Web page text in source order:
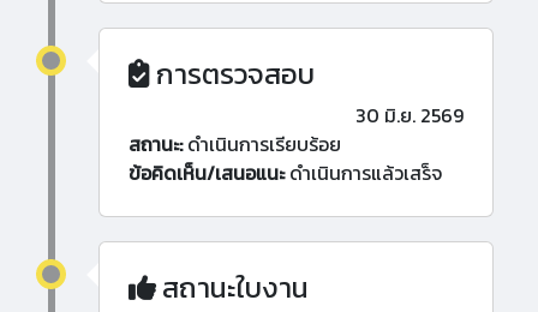
การตรวจสอบ
30 มิ.ย. 2569
สถานะ:ดำเนินการเรียบร้อย
ข้อคิดเห็น/เสนอแนะดำเนินการแล้วเสร็จ
สถานะใบงาน